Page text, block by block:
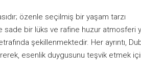
özenle seçilmiş bir yaşam tarzı
bir lüks ve rafine huzur atmosferi
şekillenmektedir. Her ayrıntı,
esenlik duygusunu teşvik etmek